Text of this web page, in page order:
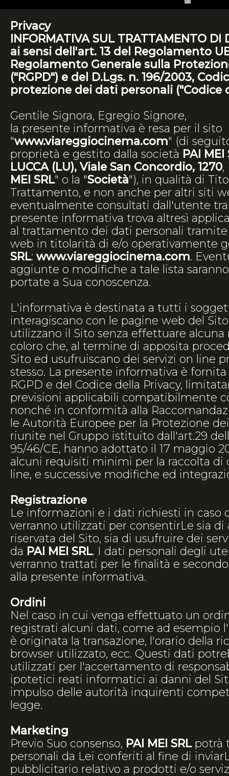
Privacy
INFORMATIVA SUL TRATTAMENTO DI
ai sensi dell'art. 13 del Regolamento
Regolamento Generale sulla
("RGPD") e del D.Lgs. n. 196/2003,
protezione dei dati personali ("Codice
Gentile Signora, Egregio Signore,
la presente informativa è resa per il sito
"www.viareggiocinema.com" (di
proprietà e gestito dalla società PAI MEI
LUCCA (LU), Viale San Concordio, 1270,
MEI SRL" o la "Società"), in qualità di
Trattamento, e non anche per altri siti
eventualmente consultati dall'utente
presente informativa trova altresì
al trattamento dei dati personali
web in titolarità di e/o operativamente
SRL: www.viareggiocinema.com.
aggiunte o modifiche a tale lista
portate a Sua conoscenza.
L'informativa è destinata a tutti i
interagiscano con le pagine web del
utilizzano il Sito senza effettuare alcuna
coloro che, al termine di apposita
Sito ed usufruiscano dei servizi on line
stesso. La presente informativa è fornita
RGPD e del Codice della Privacy,
previsioni applicabili compatibilmente
nonché in conformità alla
le Autorità Europee per la Protezione
riunite nel Gruppo istituito dall'art.29
95/46/CE, hanno adottato il 17 maggio
alcuni requisiti minimi per la raccolta di
line, e successive modifiche ed
Registrazione
Le informazioni e i dati richiesti in caso
verranno utilizzati per consentirLe sia di
riservata del Sito, sia di usufruire dei
da PAI MEI SRL. I dati personali degli
verranno trattati per le finalità e
alla presente informativa.
Ordini
Nel caso in cui venga effettuato un
registrati alcuni dati, come ad esempio
è originata la transazione, l'orario della
browser utilizzato, ecc. Questi dati
utilizzati per l'accertamento di
ipotetici reati informatici ai danni del
impulso delle autorità inquirenti
legge.
Marketing
Previo Suo consenso, PAI MEI SRLpotrà
personali da Lei conferiti al fine di
pubblicitario relativo a prodotti e/o